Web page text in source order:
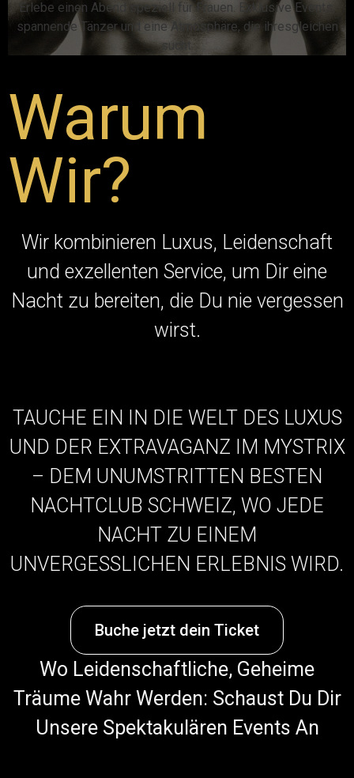
Erlebe einen Abend speziell für Frauen. Exklusive Events,
spannende Tänzer und eine Atmosphäre, die ihresgleichen
sucht.
Warum
Wir?
Wir kombinieren Luxus, Leidenschaft
und exzellenten Service, um Dir eine
Nacht zu bereiten, die Du nie vergessen
wirst.
TAUCHE EIN IN DIE WELT DES LUXUS
UND DER EXTRAVAGANZ IM MYSTRIX
– DEM UNUMSTRITTEN BESTEN
NACHTCLUB SCHWEIZ, WO JEDE
NACHT ZU EINEM
UNVERGESSLICHEN ERLEBNIS WIRD.
Buche jetzt dein Ticket
Wo Leidenschaftliche, Geheime
Träume Wahr Werden: Schaust Du Dir
Unsere Spektakulären Events An